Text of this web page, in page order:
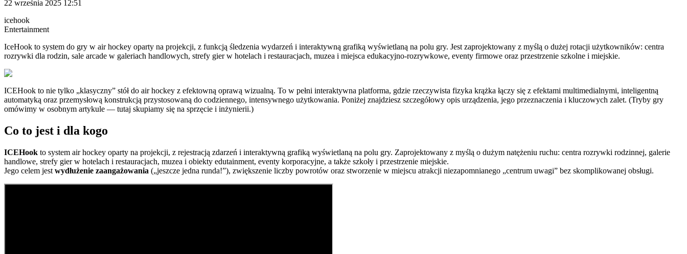
22 września 2025 12:51
icehook
Entertainment
IceHook to system do gry w air hockey oparty na projekcji, z funkcją śledzenia wydarzeń i interaktywną grafiką wyświetlaną na polu gry. Jest zaprojektowany z myślą o dużej rotacji użytkowników: centra
rozrywki dla rodzin, sale arcade w galeriach handlowych, strefy gier w hotelach i restauracjach, muzea i miejsca edukacyjno-rozrywkowe, eventy firmowe oraz przestrzenie szkolne i miejskie.
ICEHook to nie tylko „klasyczny” stół do air hockey z efektowną oprawą wizualną. To w pełni interaktywna platforma, gdzie rzeczywista fizyka krążka łączy się z efektami multimedialnymi, inteligentną
automatyką oraz przemysłową konstrukcją przystosowaną do codziennego, intensywnego użytkowania. Poniżej znajdziesz szczegółowy opis urządzenia, jego przeznaczenia i kluczowych zalet. (Tryby gry
omówimy w osobnym artykule — tutaj skupiamy się na sprzęcie i inżynierii.)
Co to jest i dla kogo
ICEHook to system air hockey oparty na projekcji, z rejestracją zdarzeń i interaktywną grafiką wyświetlaną na polu gry. Zaprojektowany z myślą o dużym natężeniu ruchu: centra rozrywki rodzinnej, galerie
handlowe, strefy gier w hotelach i restauracjach, muzea i obiekty edutainment, eventy korporacyjne, a także szkoły i przestrzenie miejskie.
Jego celem jest wydłużenie zaangażowania („jeszcze jedna runda!”), zwiększenie liczby powrotów oraz stworzenie w miejscu atrakcji niezapomnianego „centrum uwagi” bez skomplikowanej obsługi.